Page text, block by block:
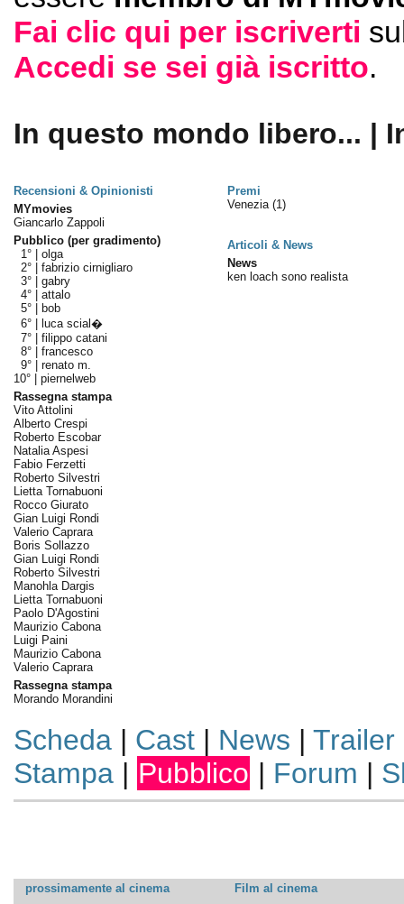
Fai clic qui per iscriverti
Accedi se sei già iscritto.
In questo mondo libero... |
Recensioni & Opinionisti
Premi
MYmovies
Giancarlo Zappoli
Pubblico (per gradimento)
1° | olga
2° | fabrizio cirnigliaro
3° | gabry
4° | attalo
5° |
bob
6° |
luca scial�
7° | filippo catani
8° | francesco
9° | renato m.
10° | piernelweb
Rassegna stampa
Vito Attolini
Alberto Crespi
Roberto Escobar
Natalia Aspesi
Fabio Ferzetti
Roberto Silvestri
Lietta Tornabuoni
Rocco Giurato
Gian Luigi Rondi
Valerio Caprara
Boris Sollazzo
Gian Luigi Rondi
Roberto Silvestri
Manohla Dargis
Lietta Tornabuoni
Paolo D'Agostini
Maurizio Cabona
Luigi Paini
Maurizio Cabona
Valerio Caprara
Rassegna stampa
Morando Morandini
Venezia (1)
Articoli & News
News
ken loach sono realista
Scheda| Cast| News | Trailer
Stampa| Pubblico | Forum |
prossimamente al cinema
Film al cinema